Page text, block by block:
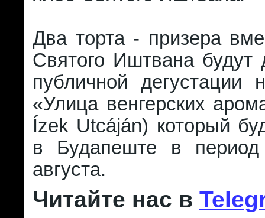
Два торта - призера
Святого Иштвана будут
публичной дегустации
«Улица венгерских
Ízek Utcáján) который
в Будапеште в
августа.
Читайте нас в